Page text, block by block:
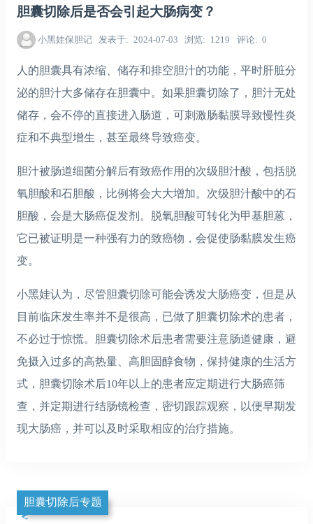
胆囊切除后是否会引起大肠病变？
小黑娃保胆记 发表于 2024-07-03 浏览 1219 评论 0
人的胆囊具有浓缩、储存和排空胆汁的功能，平时肝脏分
泌的胆汁大多储存在胆囊中。如果胆囊切除了，胆汁无处
储存，会不停的直接进入肠道，可刺激肠黏膜导致慢性炎
症和不典型增生，甚至最终导致癌变。
胆汁被肠道细菌分解后有致癌作用的次级胆汁酸，包括脱
氧胆酸和石胆酸，比例将会大大增加。次级胆汁酸中的石
胆酸，会是大肠癌促发剂。脱氧胆酸可转化为甲基胆蒽，
它已被证明是一种强有力的致癌物，会促使肠黏膜发生癌
变。
小黑娃认为，尽管胆囊切除可能会诱发大肠癌变，但是从
目前临床发生率并不是很高，已做了胆囊切除术的患者，
不必过于惊慌。胆囊切除术后患者需要注意肠道健康，避
免摄入过多的高热量、高胆固醇食物，保持健康的生活方
式，胆囊切除术后10年以上的患者应定期进行大肠癌筛
查，并定期进行结肠镜检查，密切跟踪观察，以便早期发
现大肠癌，并可以及时采取相应的治疗措施。
胆囊切除后专题